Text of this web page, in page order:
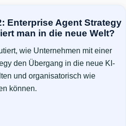
Enterprise Agent Strategy
man in die neue Welt?
wie Unternehmen mit einer
den Übergang in die neue KI-
und organisatorisch wie
können.